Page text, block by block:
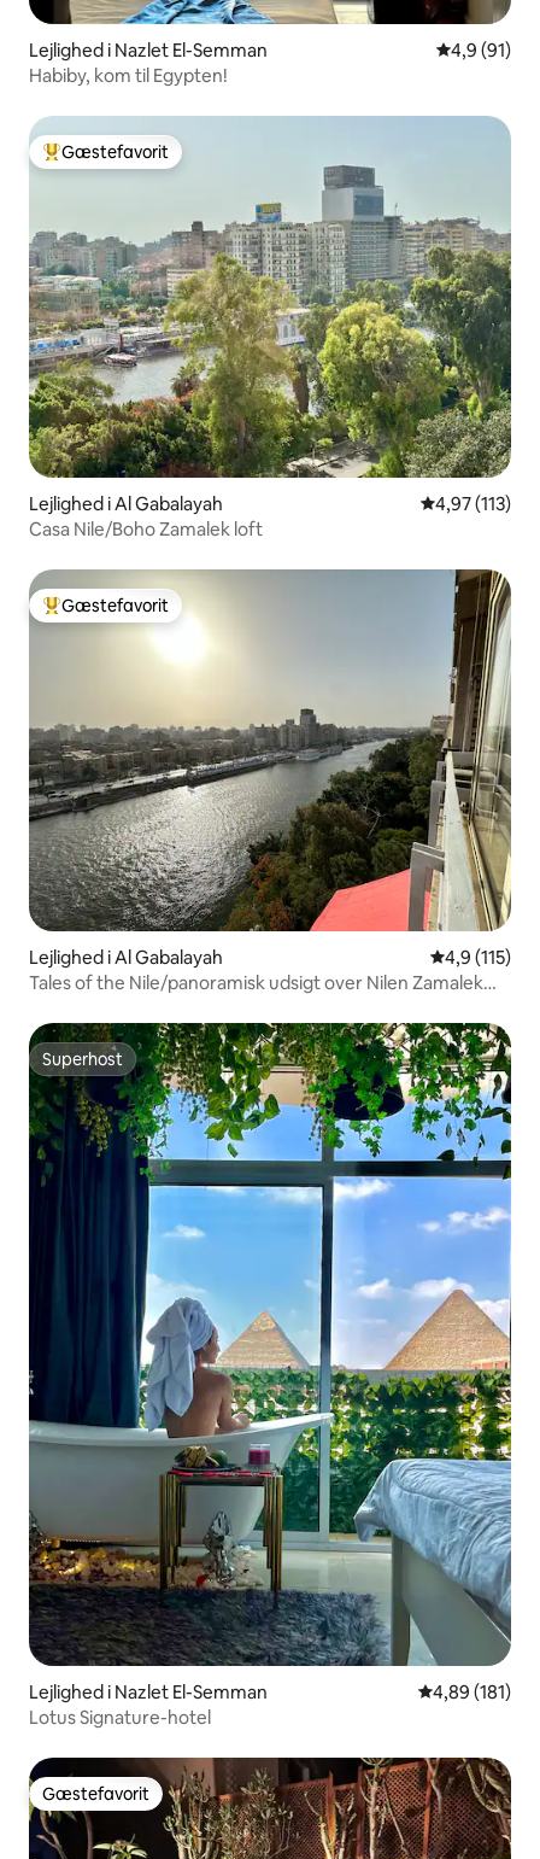
Lejlighed i Nazlet El-Semman 4,9 ud af 5 i
4,9 (91)
Habiby, kom til Egypten!
Bedste gæstefavorit
Gæstefavorit
Lejlighed i Al Gabalayah 4,97 ud af 5 i
4,97 (113)
Casa Nile/Boho Zamalek loft
Bedste gæstefavorit
Gæstefavorit
Lejlighed i Al Gabalayah 4,9 ud af 5 i
4,9 (115)
Tales of the Nile/panoramisk udsigt over Nilen Zamalek
Superhost
Superhost
Lejlighed i Nazlet El-Semman 4,89 ud af 5 i
4,89 (181)
Lotus Signature-hotel
Gæstefavorit
Gæstefavorit